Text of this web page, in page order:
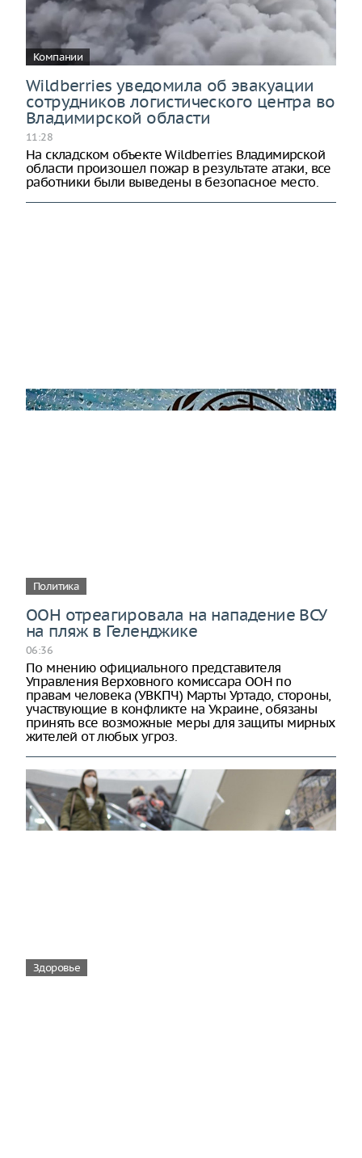
Компании
Wildberries уведомила об эвакуации
сотрудников логистического центра во
Владимирской области
11:28
На складском объекте Wildberries Владимирской
области произошел пожар в результате атаки, все
работники были выведены в безопасное место.
Политика
ООН отреагировала на нападение ВСУ
на пляж в Геленджике
06:36
По мнению официального представителя
Управления Верховного комиссара ООН по
правам человека (УВКПЧ) Марты Уртадо, стороны,
участвующие в конфликте на Украине, обязаны
принять все возможные меры для защиты мирных
жителей от любых угроз.
Здоровье